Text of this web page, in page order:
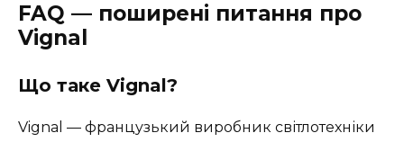
FAQ — поширені питання про
Vignal
Що таке Vignal?
Vignal — французький виробник світлотехніки